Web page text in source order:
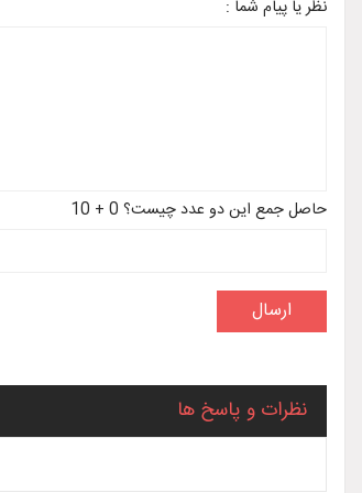
نظر یا پیام شما :
حاصل جمع این دو عدد چیست؟ 0 + 10
نظرات و پاسخ ها